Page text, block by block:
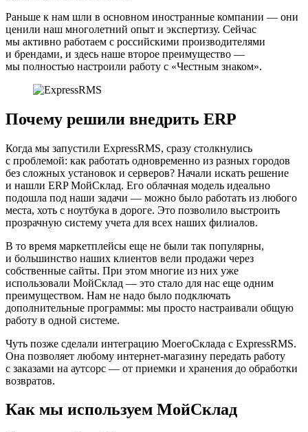
Раньше к нам шли в основном иностранные компании — они
ценили наш многолетний опыт и экспертизу. Сейчас
мы активно работаем с российскими производителями
и брендами, и здесь наше второе преимущество —
мы полностью настроили работу с «Честным знаком».
Почему решили внедрить ERP
Когда мы запустили ExpressRMS, сразу столкнулись
с проблемой: как работать одновременно из разных городов
без сложных установок и серверов? Начали искать решение
и нашли ERP МойСклад. Его облачная модель идеально
подошла под наши задачи — можно было работать из любого
места, хоть с ноутбука в дороге. Это позволило выстроить
прозрачную систему учета для всех наших филиалов.
В то время маркетплейсы еще не были так популярны,
и большинство наших клиентов вели продажи через
собственные сайты. При этом многие из них уже
использовали МойСклад — это стало для нас еще одним
преимуществом. Нам не надо было подключать
дополнительные программы: мы просто настраивали общую
работу в одной системе.
Чуть позже сделали интеграцию МоегоСклада с ExpressRMS.
Она позволяет любому интернет-магазину передать работу
с заказами на аутсорс — от приемки и хранения до обработки
возвратов.
Как мы используем МойСклад